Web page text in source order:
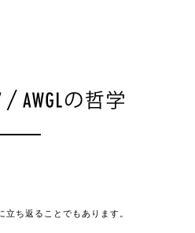
立ち返ることでもあります。